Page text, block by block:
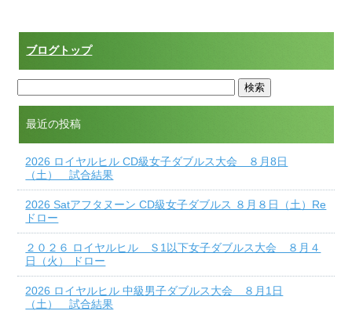
ブログトップ
最近の投稿
2026 ロイヤルヒル CD級女子ダブルス大会 ８月8日
（土） 試合結果
2026 Satアフタヌーン CD級女子ダブルス ８月８日（土）Re
ドロー
２０２６ ロイヤルヒル Ｓ1以下女子ダブルス大会 ８月４
日（火） ドロー
2026 ロイヤルヒル 中級男子ダブルス大会 ８月1日
（土） 試合結果